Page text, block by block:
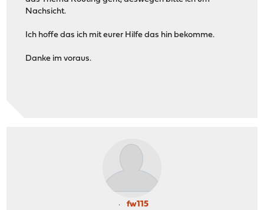
Nachsicht.
Ich hoffe das ich mit eurer Hilfe das hin bekomme.
Danke im voraus.
fw115